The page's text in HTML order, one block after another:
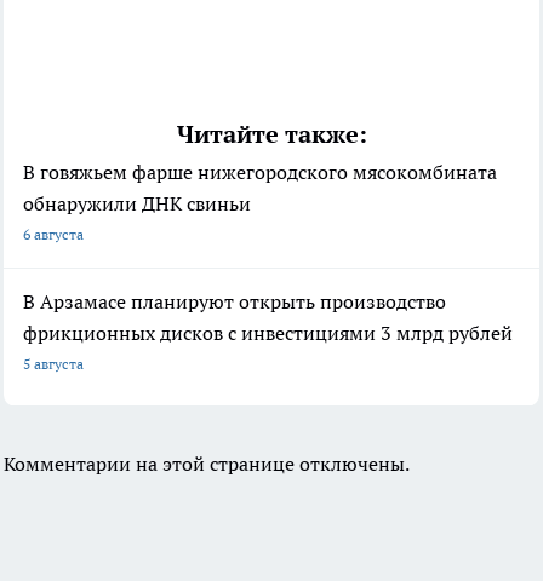
Читайте также:
В говяжьем фарше нижегородского мясокомбината
обнаружили ДНК свиньи
6 августа
В Арзамасе планируют открыть производство
фрикционных дисков с инвестициями 3 млрд рублей
5 августа
Комментарии на этой странице отключены.